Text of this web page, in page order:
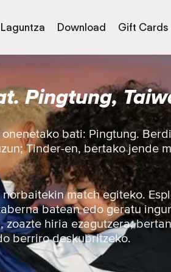
Laguntza Download Gift Cards
Pingtung,
bati: Pingtung.
Tinder-en, bertako jende
match egiteko.
batean edo geratu
zoazte hiria ezagutzera,
berriro deskubritzeko.